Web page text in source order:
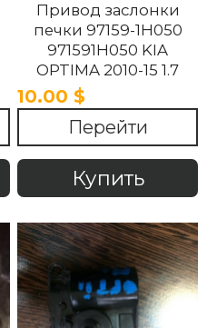
Привод заслонки
печки 97159-1H050
971591H050 KIA
OPTIMA 2010-15 1.7
10.00 $
Перейти
Купить